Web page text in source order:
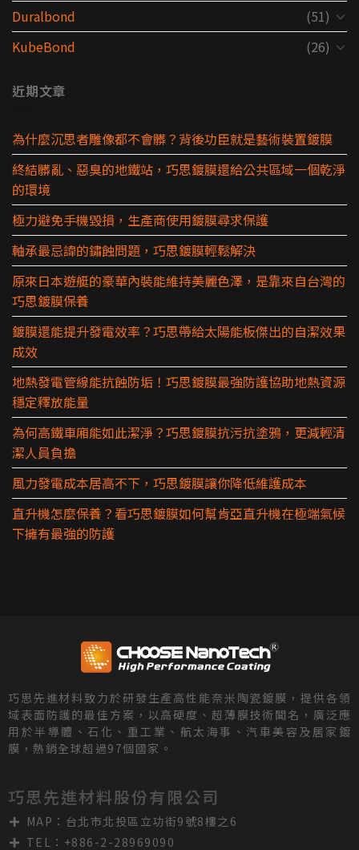
Duralbond
(51)
KubeBond
(26)
近期文章
為什麼沉思者雕像都不會髒？背後功臣就是藝術裝置鍍膜
終結髒亂、惡臭的地鐵站，巧思鍍膜還給公共區域一個乾淨
的環境
極力避免手機毀損，生產商使用鍍膜尋求保護
軸承最忌諱的鏽蝕問題，巧思鍍膜輕鬆解決
原來日本遊艇的豪華內裝能維持美麗色澤，是靠來自台灣的
巧思鍍膜保養
鍍膜還能提升發電效率？巧思帶給太陽能板傑出的自潔效果
成效
地熱發電管線能抗蝕防垢！巧思鍍膜最強防護協助地熱資源
穩定釋放能量
為何高鐵車廂能如此潔淨？巧思鍍膜抗污抗塗鴉，更減輕清
潔人員負擔
風力發電成本居高不下，巧思鍍膜讓你降低維護成本
直升機怎麼保養？看巧思鍍膜如何幫肯亞直升機在極端氣候
下擁有最強的防護
巧思先進材料致力於研發生產高性能奈米陶瓷鍍膜，提供各領
域表面防護的最佳方案，以高硬度、超薄膜技術聞名，廣泛應
用於半導體、石化、重工業、航太海事、汽車美容及居家鍍
膜，熱銷全球超過97個國家。
巧思先進材料股份有限公司
MAP：台北市北投區立功街9號8樓之6
TEL：+886-2-28969090